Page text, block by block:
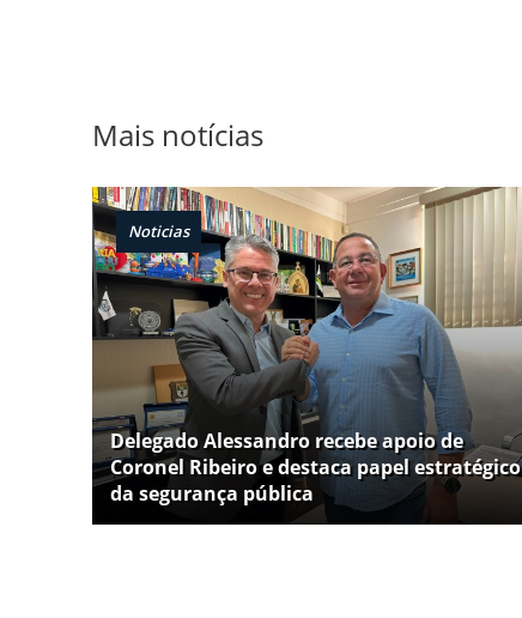
Mais notícias
Noticias
Delegado Alessandro recebe apoio de
Coronel Ribeiro e destaca papel estratégico
da segurança pública